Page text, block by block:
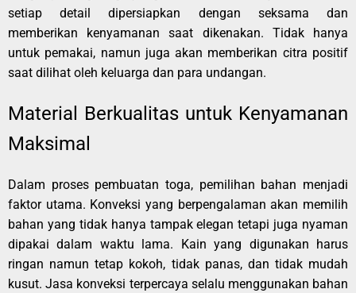
setiap detail dipersiapkan dengan seksama dan
memberikan kenyamanan saat dikenakan. Tidak hanya
untuk pemakai, namun juga akan memberikan citra positif
saat dilihat oleh keluarga dan para undangan.
Material Berkualitas untuk Kenyamanan
Maksimal
Dalam proses pembuatan toga, pemilihan bahan menjadi
faktor utama. Konveksi yang berpengalaman akan memilih
bahan yang tidak hanya tampak elegan tetapi juga nyaman
dipakai dalam waktu lama. Kain yang digunakan harus
ringan namun tetap kokoh, tidak panas, dan tidak mudah
kusut. Jasa konveksi terpercaya selalu menggunakan bahan